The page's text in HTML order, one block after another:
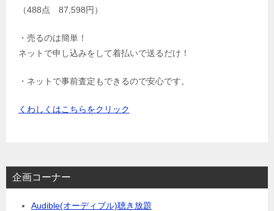
（488点 87,598円）
・売るのは簡単！
ネットで申し込みをして着払いで送るだけ！
・ネットで事前査定もできるので安心です。
くわしくはこちらをクリック
企画コーナー
Audible(オーディブル)聴き放題